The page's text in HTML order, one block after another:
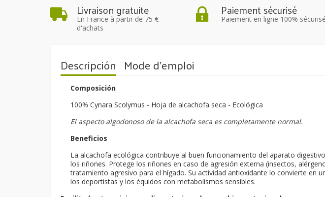
Livraison gratuite
En France à partir de 75 €
d'achats
Paiement sécurisé
Paiement en ligne 100% sécurisé
Descripción Mode d'emploi
Composición
100% Cynara Scolymus - Hoja de alcachofa seca - Ecológica
El aspecto algodonoso de la alcachofa seca es completamente normal.
Beneficios
La alcachofa ecológica contribuye al buen funcionamiento del aparato
los riñones. Protege los riñones en caso de agresión externa (insectos,
tratamiento agresivo para el hígado. Su actividad antioxidante lo convierte en
los deportistas y los équidos con metabolismos sensibles.